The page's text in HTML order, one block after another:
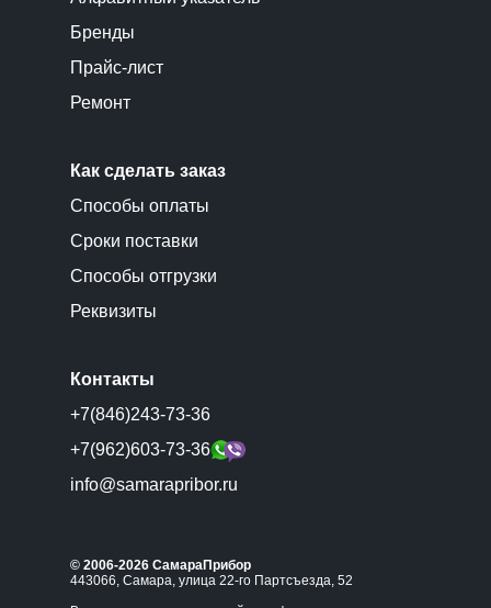
Бренды
Прайс-лист
Ремонт
Как сделать заказ
Способы оплаты
Сроки поставки
Способы отгрузки
Реквизиты
Контакты
+7(846)243-73-36
+7(962)603-73-36
info@samarapribor.ru
© 2006-2026 СамараПрибор
443066, Самара, улица 22-го Партсъезда, 52